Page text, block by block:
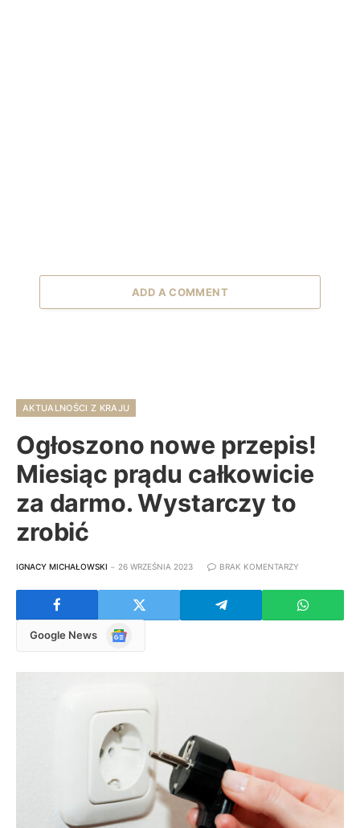
ADD A COMMENT
AKTUALNOŚCI Z KRAJU
Ogłoszono nowe przepis!
Miesiąc prądu całkowicie
za darmo. Wystarczy to
zrobić
IGNACY MICHAŁOWSKI 26 WRZEŚNIA 2023 BRAK KOMENTARZY
Google News
Google